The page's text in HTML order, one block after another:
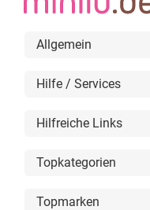
Allgemein
Hilfe / Services
Hilfreiche Links
Topkategorien
Topmarken